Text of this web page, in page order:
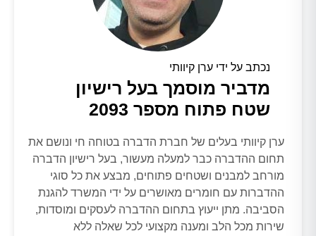
נכתב על ידי ערן קיוותי
מדביר מוסמך בעל רישיון
שטח פתוח מספר 2093
ערן קיוותי בעלים של חברת הדברה בטוחה חי ונושם את
תחום ההדברה כבר למעלה מעשור, בעל רישיון הדברה
מורחב למבנים ושטחים פתוחים, מבצע את כל סוגי
ההדברות עם חומרים מאושרים על ידי המשרד להגנת
הסביבה. מתן ייעוץ בתחום ההדברה לעסקים ומוסדות,
שירות מכל הלב ומענה מקצועי לכל שאלה ללא